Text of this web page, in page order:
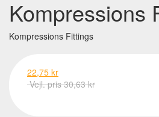
Kompressions
Kompressions Fittings
22,75 kr
Vejl. pris 30,63 kr